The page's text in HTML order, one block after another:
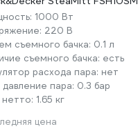
1000 Вт
220 В
съемного бачка: 0.1 л
съемного бачка: есть
расхода пара: нет
давление пара: 0.3 бар
1.65 кг
цена